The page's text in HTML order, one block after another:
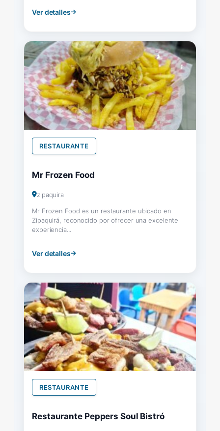
Ver detalles
RESTAURANTE
Mr Frozen Food
zipaquira
Mr Frozen Food es un restaurante ubicado en
Zipaquirá, reconocido por ofrecer una excelente
experiencia...
Ver detalles
RESTAURANTE
Restaurante Peppers Soul Bistró